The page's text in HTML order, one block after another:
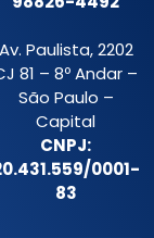
Av. Paulista, 2202
81 – 8º Andar –
São Paulo –
Capital
CNPJ:
0001-
83